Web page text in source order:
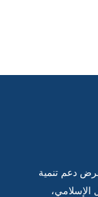
دعم تنمية
الإسلامي،